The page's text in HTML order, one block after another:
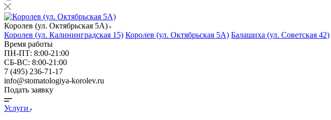
Королев (ул. Октябрьская 5А)
Королев (ул. Калининградская 15) Королев (ул. Октябрьская 5А) Балашиха (ул. Советская 42)
Время работы
ПН-ПТ: 8:00-21:00
СБ-ВС: 8:00-21:00
7 (495) 236-71-17
info@stomatologiya-korolev.ru
Подать заявку
Услуги